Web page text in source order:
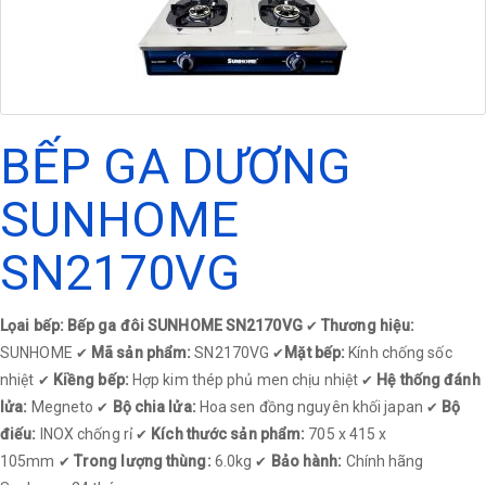
BẾP GA DƯƠNG
SUNHOME
SN2170VG
Lọai bếp: Bếp ga đôi SUNHOME SN2170VG ✔Thương hiệu:
SUNHOME ✔ Mã sản phẩm: SN2170VG ✔ Mặt bếp:Kính chống sốc
nhiệt ✔ Kiềng bếp: Hợp kim thép phủ men chịu nhiệt ✔ Hệ thống đánh
lửa: Megneto ✔ Bộ chia lửa: Hoa sen đồng nguyên khối japan ✔ Bộ
điếu: INOX chống rỉ ✔ Kích thước sản phẩm: 705 x 415 x
105mm ✔ Trong lượng thùng: 6.0kg ✔ Bảo hành: Chính hãng